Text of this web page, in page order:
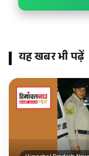
यह खबर भी पढ़ें